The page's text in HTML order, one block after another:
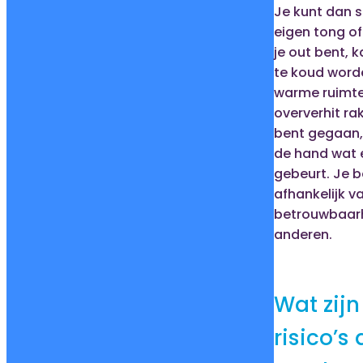
Je kunt dan
eigen tong
je out bent,
te koud
warme
oververhit
bent
de hand wat
gebeurt. Je
afhankelijk
anderen.
Wat
risico’s